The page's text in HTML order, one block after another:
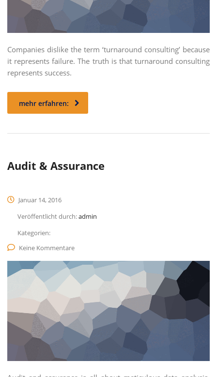
Companies dislike the term ‘turnaround consulting’ because
it represents failure. The truth is that turnaround consulting
represents success.
mehr erfahren:
Audit & Assurance
Januar 14, 2016
Veröffentlicht durch:admin
Kategorien:
Keine Kommentare